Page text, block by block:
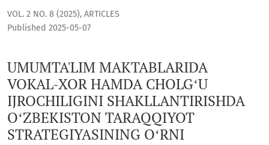
VOL. 2 NO. 8 (2025), ARTICLES
UMUMTA'LIM MAKTABLARIDA
VOKAL-XOR HAMDA CHOLGʻU
IJROCHILIGINI SHAKLLANTIRISHDA
OʻZBEKISTON TARAQQIYOT
STRATEGIYASINING OʻRNI
Published 2025-05-07